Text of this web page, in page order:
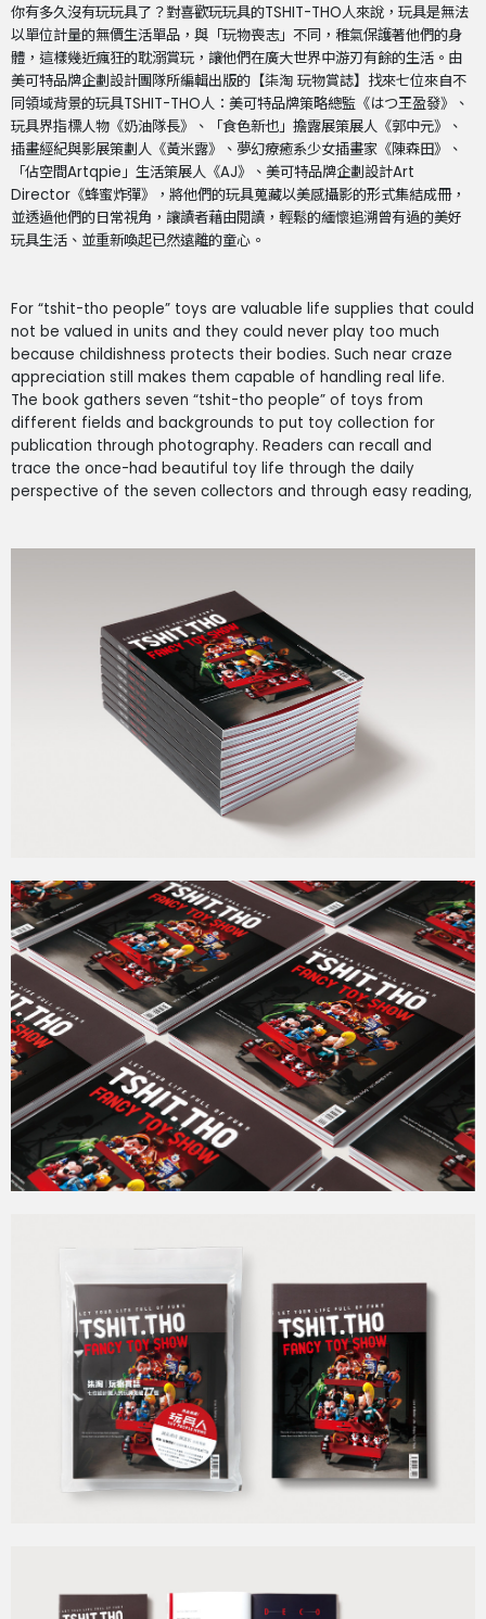
你有多久沒有玩玩具了？對喜歡玩玩具的TSHIT-THO人來說，玩具是無法
以單位計量的無價生活單品，與「玩物喪志」不同，稚氣保護著他們的身
體，這樣幾近瘋狂的耽溺賞玩，讓他們在廣大世界中游刃有餘的生活。由
美可特品牌企劃設計團隊所編輯出版的【柒淘 玩物賞誌】找來七位來自不
同領域背景的玩具TSHIT-THO人：美可特品牌策略總監《はつ王盈發》、
玩具界指標人物《奶油隊長》、「食色新也」擔露展策展人《郭中元》、
插畫經紀與影展策劃人《黃米露》、夢幻療癒系少女插畫家《陳森田》、
「佔空間Artqpie」生活策展人《AJ》、美可特品牌企劃設計Art
Director《蜂蜜炸彈》，將他們的玩具蒐藏以美感攝影的形式集結成冊，
並透過他們的日常視角，讓讀者藉由閱讀，輕鬆的緬懷追溯曾有過的美好
玩具生活、並重新喚起已然遠離的童心。
For “tshit-tho people” toys are valuable life supplies that could
not be valued in units and they could never play too much
because childishness protects their bodies. Such near craze
appreciation still makes them capable of handling real life.
The book gathers seven “tshit-tho people” of toys from
different fields and backgrounds to put toy collection for
publication through photography. Readers can recall and
trace the once-had beautiful toy life through the daily
perspective of the seven collectors and through easy reading,